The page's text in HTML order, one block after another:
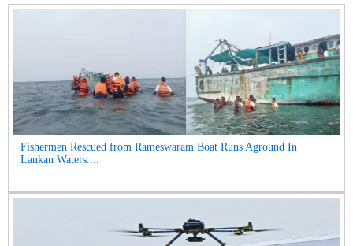
Fishermen Rescued from Rameswaram Boat Runs Aground In
Lankan Waters....